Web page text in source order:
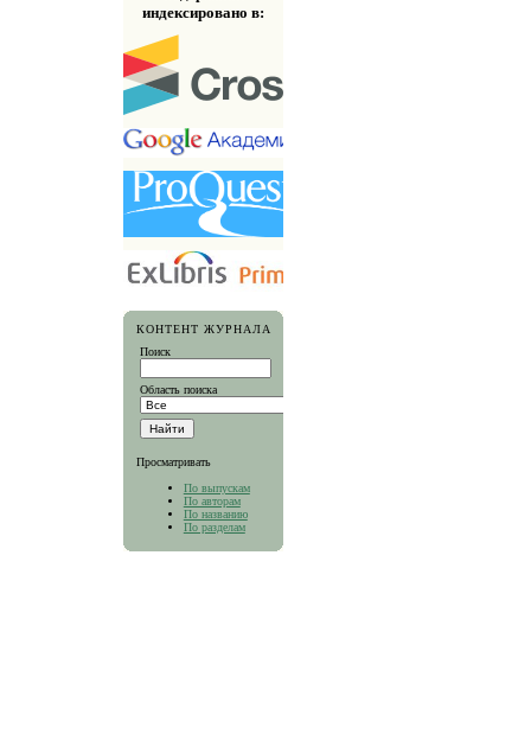
индексировано в:
КОНТЕНТ ЖУРНАЛА
Поиск
Область поиска
Просматривать
По выпускам
По авторам
По названию
По разделам